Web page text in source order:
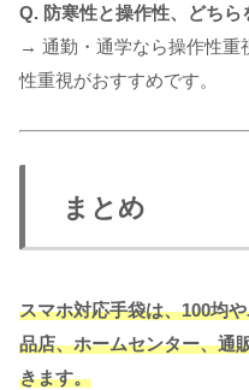
Q. 防寒性と操作性、どちら
→ 通勤・通学なら操作性重
性重視がおすすめです。
まとめ
スマホ対応手袋は、100均
品店、ホームセンター、通
きます。